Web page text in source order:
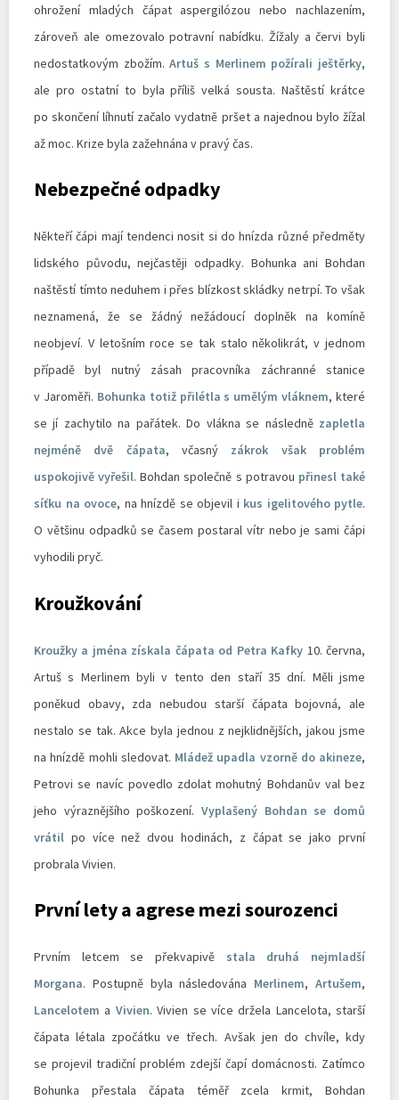
ohrožení mladých čápat aspergilózou nebo nachlazením,
zároveň ale omezovalo potravní nabídku. Žížaly a červi byli
nedostatkovým zbožím.Artuš s Merlinem požírali ještěrky,
ale pro ostatní to byla příliš velká sousta. Naštěstí krátce
po skončení líhnutí začalo vydatně pršet a najednou bylo žížal
až moc. Krize byla zažehnána v pravý čas.
Nebezpečné odpadky
Někteří čápi mají tendenci nosit si do hnízda různé předměty
lidského původu, nejčastěji odpadky. Bohunka ani Bohdan
naštěstí tímto neduhem i přes blízkost skládky netrpí. To však
neznamená, že se žádný nežádoucí doplněk na komíně
neobjeví. V letošním roce se tak stalo několikrát, v jednom
případě byl nutný zásah pracovníka záchranné stanice
v Jaroměři. Bohunka totiž přilétla s umělým vláknem, které
se jí zachytilo na pařátek. Do vlákna se následně zapletla
nejméně dvě čápata, včasný zákrok však problém
uspokojivě vyřešil. Bohdan společně s potravou přinesl také
síťku na ovoce, na hnízdě se objevil i kus igelitového pytle.
O většinu odpadků se časem postaral vítr nebo je sami čápi
vyhodili pryč.
Kroužkování
Kroužky a jména získala čápata od Petra Kafky 10. června,
Artuš s Merlinem byli v tento den staří 35 dní. Měli jsme
poněkud obavy, zda nebudou starší čápata bojovná, ale
nestalo se tak. Akce byla jednou z nejklidnějších, jakou jsme
na hnízdě mohli sledovat. Mládež upadla vzorně do akineze,
Petrovi se navíc povedlo zdolat mohutný Bohdanův val bez
jeho výraznějšího poškození. Vyplašený Bohdan se domů
vrátil po více než dvou hodinách, z čápat se jako první
probrala Vivien.
První lety a agrese mezi sourozenci
Prvním letcem se překvapivě stala druhá nejmladší
Morgana. Postupně byla následována Merlinem,Artušem,
Lancelotem a Vivien. Vivien se více držela Lancelota, starší
čápata létala zpočátku ve třech. Avšak jen do chvíle, kdy
se projevil tradiční problém zdejší čapí domácnosti. Zatímco
Bohunka přestala čápata téměř zcela krmit, Bohdan